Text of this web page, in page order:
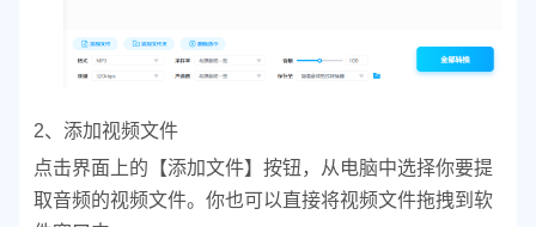
2、添加视频文件
点击界面上的【添加文件】按钮，从电脑中选择你要提
取音频的视频文件。 你也可以直接将视频文件拖拽到软